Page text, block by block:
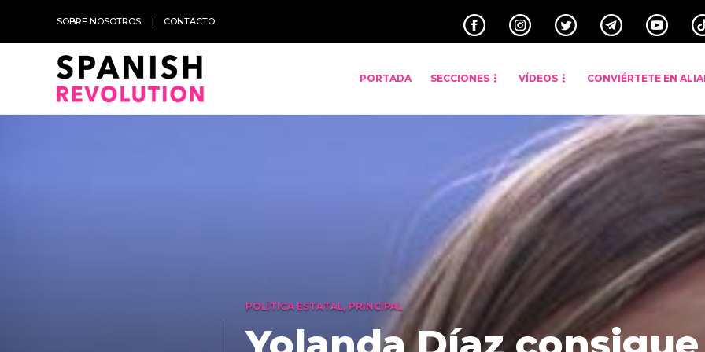
SOBRE NOSOTROS CONTACTO
PORTADA SECCIONES VÍDEOS CONVIÉRTETE EN
POLÍTICA ESTATAL, PRINCIPAL